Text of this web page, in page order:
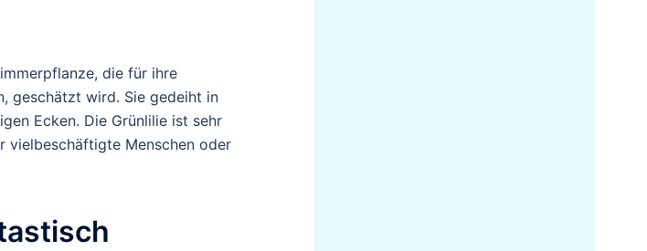
die für ihre
geschätzt wird. Sie gedeiht in
Ecken. Die Grünlilie ist sehr
vielbeschäftigte Menschen oder